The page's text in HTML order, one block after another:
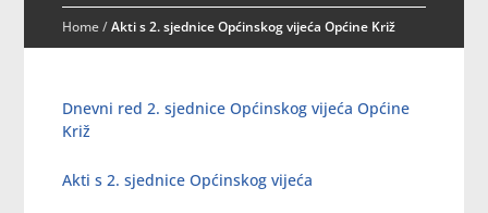
Home/Akti s 2. sjednice Općinskog vijeća Općine Križ
Dnevni red 2. sjednice Općinskog vijeća Općine
Križ
Akti s 2. sjednice Općinskog vijeća